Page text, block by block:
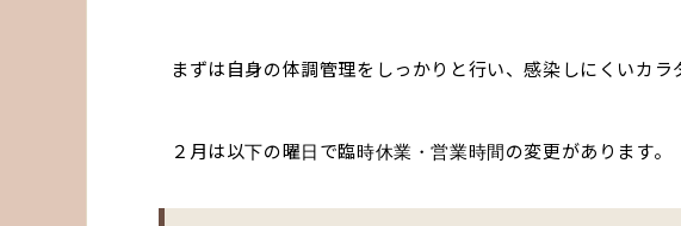
まずは自身の体調管理をしっかりと行い、感染しにくいカラ
２月は以下の曜日で臨時休業・営業時間の変更があります。